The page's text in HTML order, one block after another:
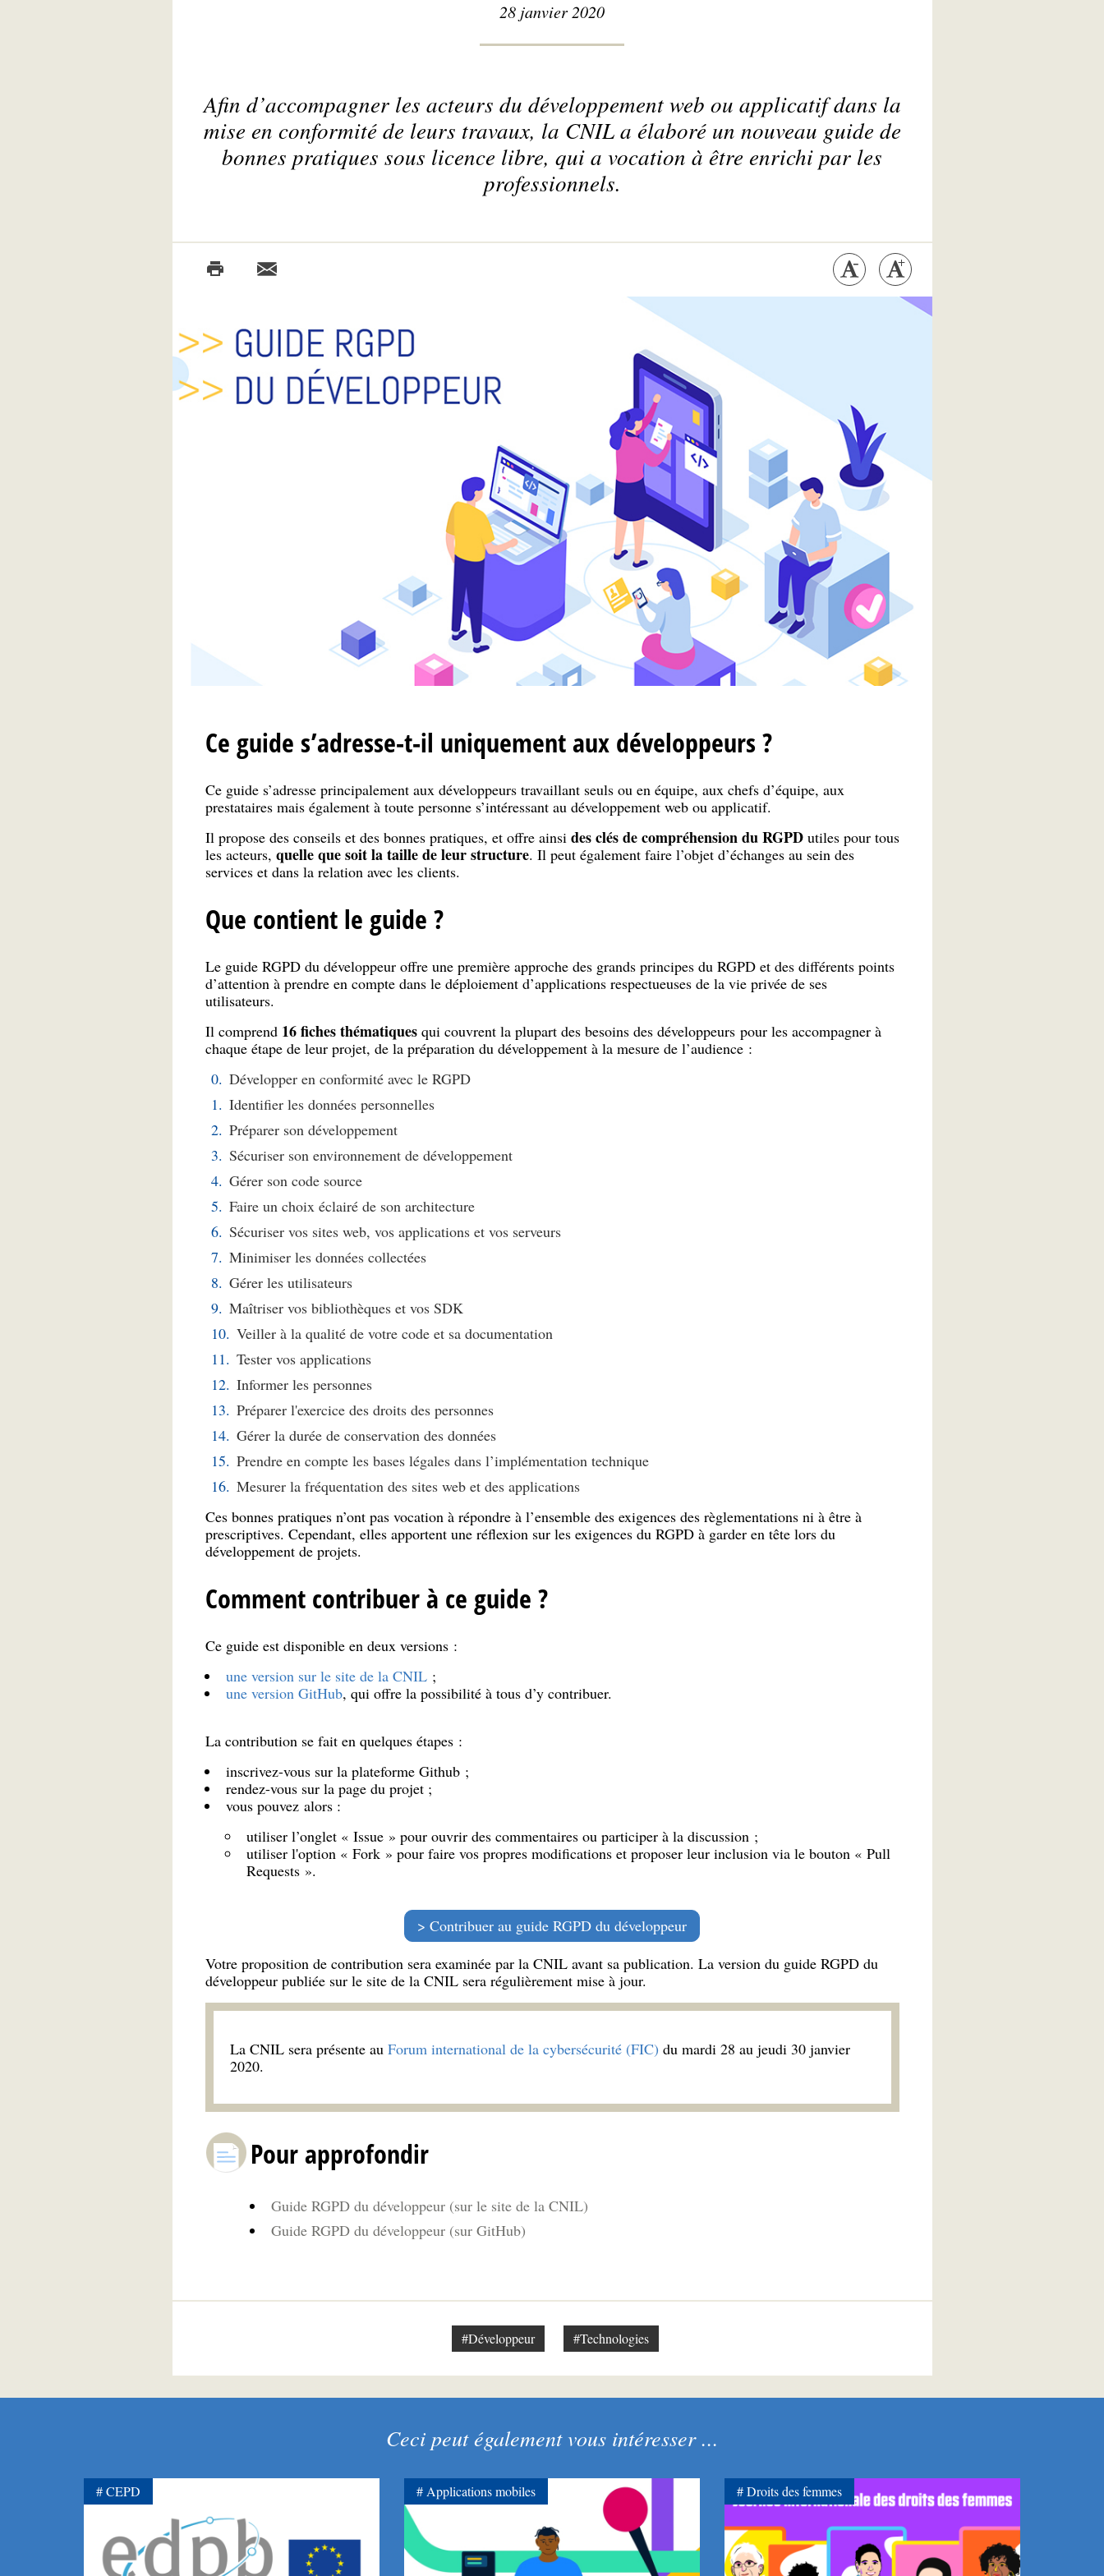
28 janvier 2020
Afin d’accompagner les acteurs du développement web ou applicatif dans la
mise en conformité de leurs travaux, la CNIL a élaboré un nouveau guide de
bonnes pratiques sous licence libre, qui a vocation à être enrichi par les
professionnels.
Ce guide s’adresse-t-il uniquement aux développeurs ?
Ce guide s’adresse principalement aux développeurs travaillant seuls ou en équipe, aux chefs d’équipe, aux
prestataires mais également à toute personne s’intéressant au développement web ou applicatif.
Il propose des conseils et des bonnes pratiques, et offre ainsi des clés de compréhension du RGPDutiles pour tous
les acteurs, quelle que soit la taille de leur structure. Il peut également faire l’objet d’échanges au sein des
services et dans la relation avec les clients.
Que contient le guide ?
Le guide RGPD du développeur offre une première approche des grands principes du RGPD et des différents points
d’attention à prendre en compte dans le déploiement d’applications respectueuses de la vie privée de ses
utilisateurs.
Il comprend 16 fiches thématiquesqui couvrent la plupart des besoins des développeurs pour les accompagner à
chaque étape de leur projet, de la préparation du développement à la mesure de l’audience :
Développer en conformité avec le RGPD
Identifier les données personnelles
Préparer son développement
Sécuriser son environnement de développement
Gérer son code source
Faire un choix éclairé de son architecture
Sécuriser vos sites web, vos applications et vos serveurs
Minimiser les données collectées
Gérer les utilisateurs
Maîtriser vos bibliothèques et vos SDK
Veiller à la qualité de votre code et sa documentation
Tester vos applications
Informer les personnes
Préparer l'exercice des droits des personnes
Gérer la durée de conservation des données
Prendre en compte les bases légales dans l’implémentation technique
Mesurer la fréquentation des sites web et des applications
Ces bonnes pratiques n’ont pas vocation à répondre à l’ensemble des exigences des règlementations ni à être à
prescriptives. Cependant, elles apportent une réflexion sur les exigences du RGPD à garder en tête lors du
développement de projets.
Comment contribuer à ce guide ?
Ce guide est disponible en deux versions :
une version sur le site de la CNIL;
une version GitHub, qui offre la possibilité à tous d’y contribuer.
La contribution se fait en quelques étapes :
inscrivez-vous sur la plateforme Github ;
rendez-vous sur la page du projet ;
vous pouvez alors :
utiliser l’onglet « Issue » pour ouvrir des commentaires ou participer à la discussion ;
utiliser l'option « Fork » pour faire vos propres modifications et proposer leur inclusion via le bouton « Pull
Requests ».
Contribuer au guide RGPD du développeur
Votre proposition de contribution sera examinée par la CNIL avant sa publication. La version du guide RGPD du
développeur publiée sur le site de la CNIL sera régulièrement mise à jour.
La CNIL sera présente au Forum international de la cybersécurité (FIC) du mardi 28 au jeudi 30 janvier
2020.
Pour approfondir
Guide RGPD du développeur (sur le site de la CNIL)
Guide RGPD du développeur (sur GitHub)
#Développeur #Technologies
Ceci peut également vous intéresser ...
CEPD Applications mobiles Droits des femmes